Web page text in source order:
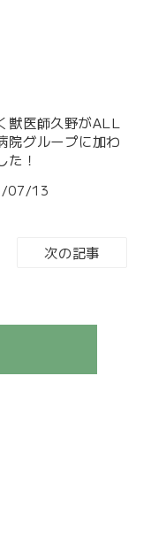
獣医師久野がALL
院グループに加わ
た！
07/13
次の記事